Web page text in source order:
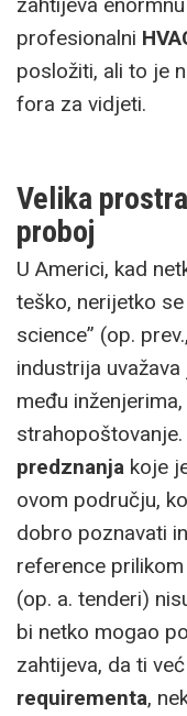
profesionalni
posložiti, ali to je
fora za vidjeti.
Velika
proboj
U Americi, kad
teško, nerijetko
science” (op.
industrija
među
predznanja koje
ovom području,
dobro poznavati
reference prilikom
(op. a. tenderi)
bi netko mogao
zahtijeva, da ti
requirementa,